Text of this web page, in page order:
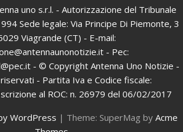
uno s.r.l. - Autorizzazione del Tribunale
Sede legale: Via Principe Di Piemonte, 3
Viagrande (CT) - E-mail:
- Pec:
- © Copyright Antenna Uno Notizie -
- Partita Iva e Codice fiscale:
al ROC: n. 26979 del 06/02/2017
WordPress | Theme: SuperMag by Acme